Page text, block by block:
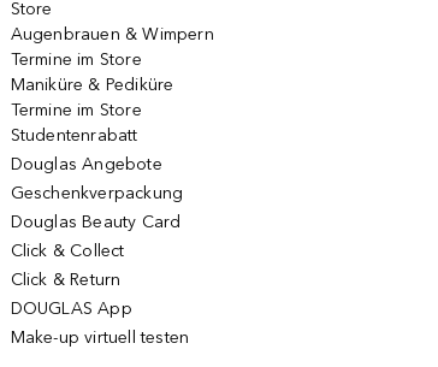
Store
Augenbrauen & Wimpern
Termine im Store
Maniküre & Pediküre
Termine im Store
Studentenrabatt
Douglas Angebote
Geschenkverpackung
Douglas Beauty Card
Click & Collect
Click & Return
DOUGLAS App
Make-up virtuell testen